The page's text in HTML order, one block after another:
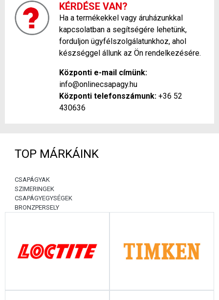
KÉRDÉSE VAN?
Ha a termékekkel vagy áruházunkkal
kapcsolatban a segítségére lehetünk,
forduljon ügyfélszolgálatunkhoz, ahol
készséggel állunk az Ön rendelkezésére.
Központi e-mail címünk:
info@onlinecsapagy.hu
Központi telefonszámunk: +36 52
430636
TOP MÁRKÁINK
CSAPÁGYAK
SZIMERINGEK
CSAPÁGYEGYSÉGEK
BRONZPERSELY